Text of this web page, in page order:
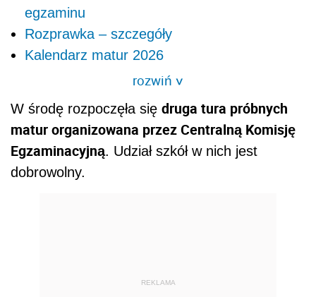
egzaminu
Rozprawka – szczegóły
Kalendarz matur 2026
rozwiń>
W środę rozpoczęła się druga tura próbnych
matur organizowana przez Centralną Komisję
Egzaminacyjną. Udział szkół w nich jest
dobrowolny.
REKLAMA